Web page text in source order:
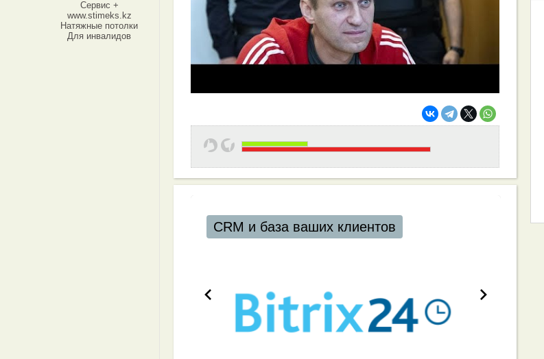
Сервис +
www.stimeks.kz
Натяжные потолки
Для инвалидов
CRM и база ваших клиентов